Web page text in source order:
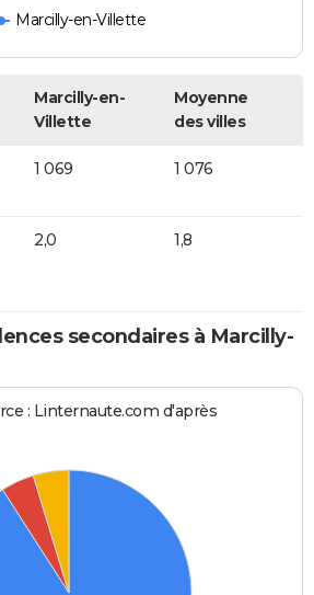
Marcilly-en-Villette
Marcilly-en-
Villette
Moyenne
des villes
1 069 1 076
2,0 1,8
secondaires à Marcilly-
: Linternaute.com d'après